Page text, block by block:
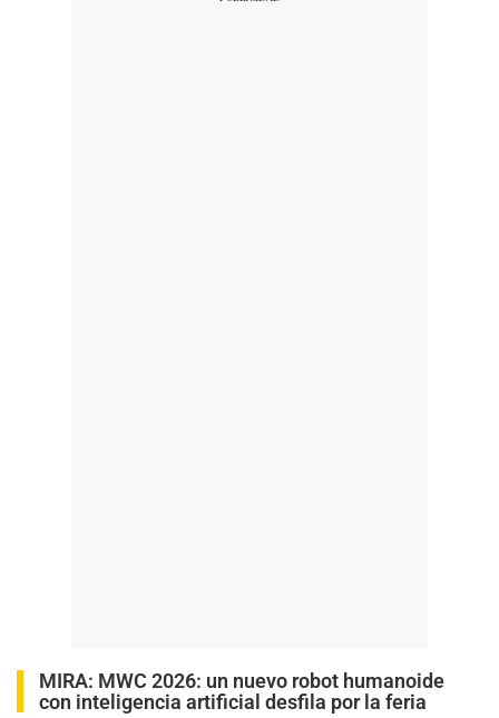
MIRA: MWC 2026: un nuevo robot humanoide
con inteligencia artificial desfila por la feria